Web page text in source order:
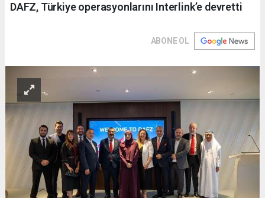
DAFZ, Türkiye operasyonlarını Interlink’e devretti
ABONE OL